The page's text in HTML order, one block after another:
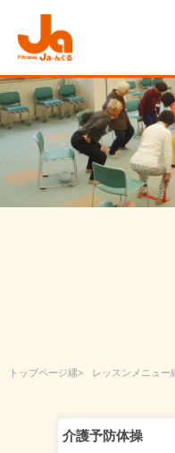
トップページ レッスンメニュー
介護予防体操